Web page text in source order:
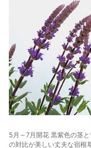
5月～7月開花 黒紫色の茎
の対比が美しい丈夫な宿根